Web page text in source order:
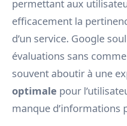
permettant aux
efficacement la
d’un service. Google
évaluations sans
souvent aboutir à une
optimale pour
manque d’informations